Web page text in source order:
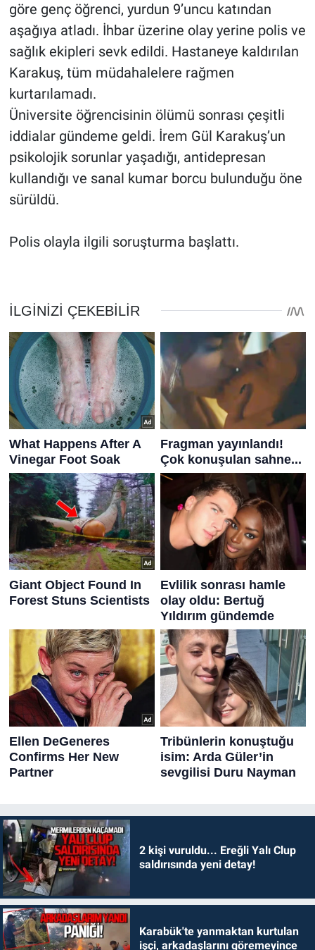
göre genç öğrenci, yurdun 9’uncu katından
aşağıya atladı. İhbar üzerine olay yerine polis ve
sağlık ekipleri sevk edildi. Hastaneye kaldırılan
Karakuş, tüm müdahalelere rağmen
kurtarılamadı.
Üniversite öğrencisinin ölümü sonrası çeşitli
iddialar gündeme geldi. İrem Gül Karakuş’un
psikolojik sorunlar yaşadığı, antidepresan
kullandığı ve sanal kumar borcu bulunduğu öne
sürüldü.
Polis olayla ilgili soruşturma başlattı.
2 kişi vuruldu... Ereğli Yalı Clup
saldırısında yeni detay!
Karabük'te yanmaktan kurtulan
işçi, arkadaşlarını göremeyince